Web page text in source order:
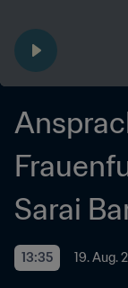
Sarai
13:35 19. Aug.